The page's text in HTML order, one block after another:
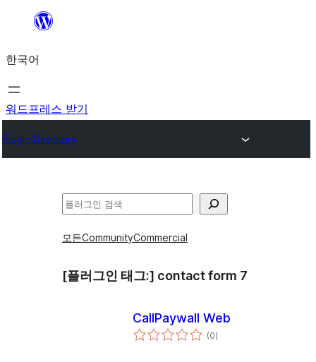
츠
로
바
가
한국어
워드프레스 받기
Plugin Directory
검
모든CommunityCommercial
[플러그인 태그:] contact form 7
CallPaywall Web
(0전
체)